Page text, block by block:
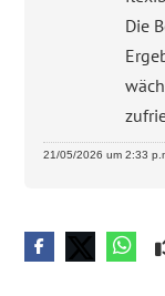
Die
21/05/2026 um 2:33